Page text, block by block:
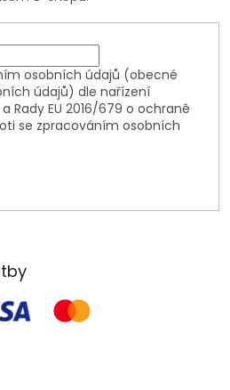
osobních údajů (obecné
údajů) dle nařízení
Rady EU 2016/679 o ochraně
se zpracováním osobních